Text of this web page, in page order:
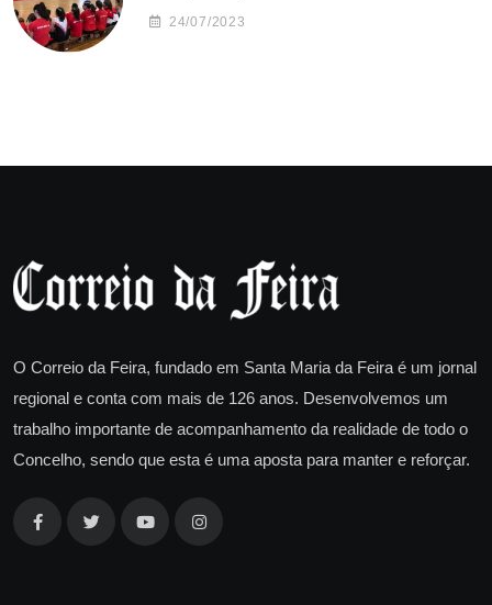
24/07/2023
O Correio da Feira, fundado em Santa Maria da Feira é um jornal
regional e conta com mais de 126 anos. Desenvolvemos um
trabalho importante de acompanhamento da realidade de todo o
Concelho, sendo que esta é uma aposta para manter e reforçar.